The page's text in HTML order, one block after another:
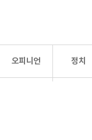
오피니언 정치